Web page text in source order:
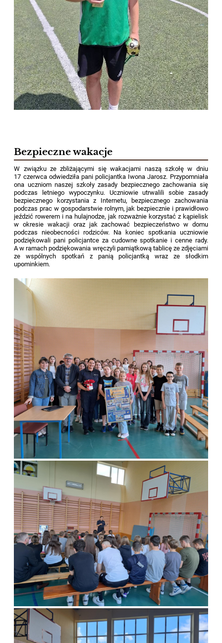
Bezpieczne wakacje
W związku ze zbliżającymi się wakacjami naszą szkołę w dniu
17 czerwca odwiedziła pani policjantka Iwona Jarosz. Przypomniała
ona uczniom naszej szkoły zasady bezpiecznego zachowania się
podczas letniego wypoczynku. Uczniowie utrwalili sobie zasady
bezpiecznego korzystania z Internetu, bezpiecznego zachowania
podczas prac w gospodarstwie rolnym, jak bezpiecznie i prawidłowo
jeździć rowerem i na hulajnodze, jak rozważnie korzystać z kąpielisk
w okresie wakacji oraz jak zachować bezpieczeństwo w domu
podczas nieobecności rodziców. Na koniec spotkania uczniowie
podziękowali pani policjantce za cudowne spotkanie i cenne rady.
A w ramach podziękowania wręczyli pamiątkową tablicę ze zdjęciami
ze wspólnych spotkań z panią policjantką wraz ze słodkim
upominkiem.